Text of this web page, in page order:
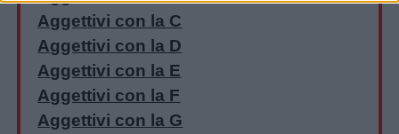
Aggettivi con la C
Aggettivi con la D
Aggettivi con la E
Aggettivi con la F
Aggettivi con la G